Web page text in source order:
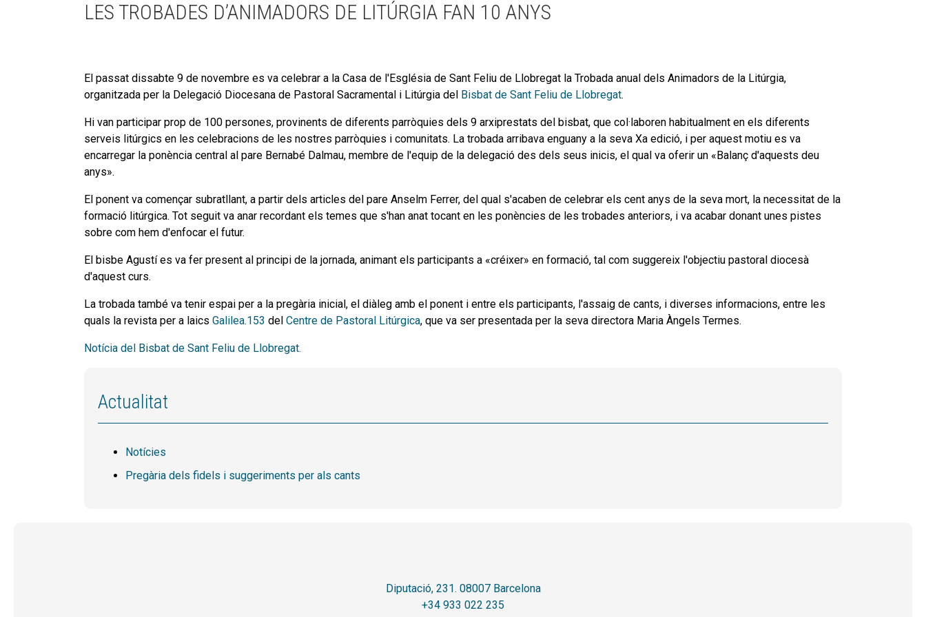
LES TROBADES D’ANIMADORS DE LITÚRGIA FAN 10 ANYS
El passat dissabte 9 de novembre es va celebrar a la Casa de l'Església de Sant Feliu de Llobregat la Trobada anual dels Animadors de la Litúrgia,
organitzada per la Delegació Diocesana de Pastoral Sacramental i Litúrgia del Bisbat de Sant Feliu de Llobregat.
Hi van participar prop de 100 persones, provinents de diferents parròquies dels 9 arxiprestats del bisbat, que col·laboren habitualment en els diferents
serveis litúrgics en les celebracions de les nostres parròquies i comunitats. La trobada arribava enguany a la seva Xa edició, i per aquest motiu es va
encarregar la ponència central al pare Bernabé Dalmau, membre de l'equip de la delegació des dels seus inicis, el qual va oferir un «Balanç d'aquests deu
anys».
El ponent va començar subratllant, a partir dels articles del pare Anselm Ferrer, del qual s'acaben de celebrar els cent anys de la seva mort, la necessitat de la
formació litúrgica. Tot seguit va anar recordant els temes que s'han anat tocant en les ponències de les trobades anteriors, i va acabar donant unes pistes
sobre com hem d'enfocar el futur.
El bisbe Agustí es va fer present al principi de la jornada, animant els participants a «créixer» en formació, tal com suggereix l'objectiu pastoral diocesà
d'aquest curs.
La trobada també va tenir espai per a la pregària inicial, el diàleg amb el ponent i entre els participants, l'assaig de cants, i diverses informacions, entre les
quals la revista per a laics Galilea.153 del Centre de Pastoral Litúrgica, que va ser presentada per la seva directora Maria Àngels Termes.
Notícia del Bisbat de Sant Feliu de Llobregat.
Actualitat
Notícies
Pregària dels fidels i suggeriments per als cants
Diputació, 231. 08007 Barcelona
+34 933 022 235